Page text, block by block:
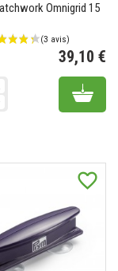
Omnigrid 15
39,10 €
Add
favorite_border